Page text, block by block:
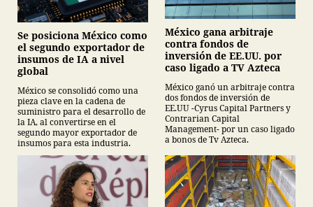
Se posiciona México como
el segundo exportador de
insumos de IA a nivel
global
México se consolidó como una
pieza clave en la cadena de
suministro para el desarrollo de
la IA, al convertirse en el
segundo mayor exportador de
insumos para esta industria.
México gana arbitraje
contra fondos de
inversión de EE.UU. por
caso ligado a TV Azteca
México ganó un arbitraje contra
dos fondos de inversión de
EE.UU -Cyrus Capital Partners y
Contrarian Capital
Management- por un caso ligado
a bonos de Tv Azteca.